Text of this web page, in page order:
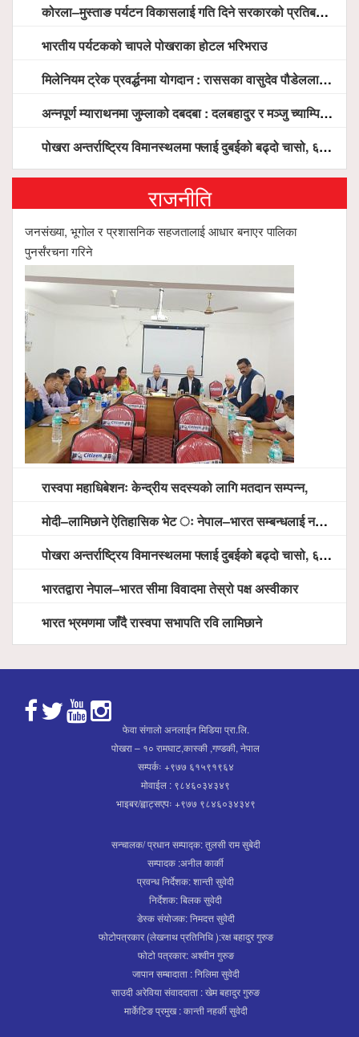
कोरला–मुस्ताङ पर्यटन विकासलाई गति दिने सरकारको प्रतिबद्धता, स्थानीय सरोकारवालासँग व्यापक छलफल
भारतीय पर्यटकको चापले पोखराका होटल भरिभराउ
मिलेनियम ट्रेक प्रवर्द्धनमा योगदान : राससका वासुदेव पौडेललाई ‘मिलेनियम ट्रेक अवार्ड’ प्रदान गरिने
अन्नपूर्ण म्याराथनमा जुम्लाको दबदबा : दलबहादुर र मञ्जु च्याम्पियन, नगदसहित भव्य सम्मान
पोखरा अन्तर्राष्ट्रिय विमानस्थलमा फ्लाई दुबईको बढ्दो चासो, ६ घण्टा लामो प्राविधिक निरीक्षणपछि दैनिक उडानको ढोका खुल्दै
राजनीति
जनसंख्या, भूगोल र प्रशासनिक सहजतालाई आधार बनाएर पालिका
पुनर्संरचना गरिने
रास्वपा महाधिबेशनः केन्द्रीय सदस्यको लागि मतदान सम्पन्न,
मोदी–लामिछाने ऐतिहासिक भेट ः नेपाल–भारत सम्बन्धलाई नयाँ उचाइमा पु¥याउने साझा प्रतिबद्धता
पोखरा अन्तर्राष्ट्रिय विमानस्थलमा फ्लाई दुबईको बढ्दो चासो, ६ घण्टा लामो प्राविधिक निरीक्षणपछि दैनिक उडानको ढोका खुल्दै
भारतद्वारा नेपाल–भारत सीमा विवादमा तेस्रो पक्ष अस्वीकार
भारत भ्रमणमा जाँदै रास्वपा सभापति रवि लामिछाने
फेवा संगालो अनलाईन मिडिया प्रा.लि.
पोखरा – १० रामघाट,कास्की ,गण्डकी, नेपाल
सम्पर्कः +९७७ ६१५९१९६४
मोवाईल : ९८४६०३४३४९
भाइबर/ह्वाट्सएपः +९७७ ९८४६०३४३४९
सन्चालक/ प्रधान सम्पाद्क: तुलसी राम सुबेदी
सम्पादक :अनील कार्की
प्रवन्ध निर्देशक: शान्ती सुवेदी
निर्देशक: बिलक सुवेदी
डेस्क संयोजक: निमदत्त सुवेदी
फोटोपत्रकार (लेखनाथ प्रतिनिधि ):रक्ष बहादुर गुरुङ
फोटो पत्रकार: अश्वीन गुरुङ
जापान सम्बादाता : निलिमा सुवेदी
साउदी अरेविया संवाददाता : खेम बहादुर गुरुङ
मार्केटिङ प्रमुख : कान्ती नहर्की सुवेदी